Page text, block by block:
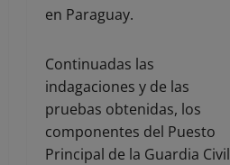
en Paraguay.
Continuadas las
indagaciones y de las
pruebas obtenidas, los
componentes del Puesto
Principal de la Guardia Civil